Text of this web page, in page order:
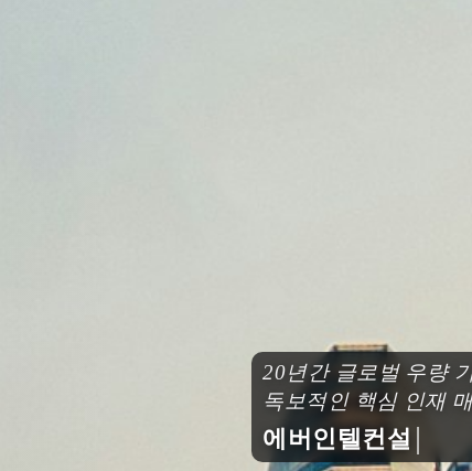
20년간 글로벌 우량 기
독보적인 핵심 인재 매
에버인텔컨설팅과